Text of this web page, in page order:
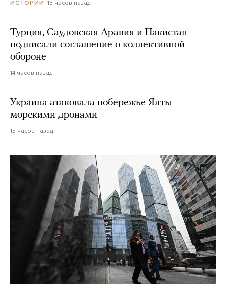
ИСТОРИИ 13 часов назад
Турция, Саудовская Аравия и Пакистан
подписали соглашение о коллективной
обороне
14 часов назад
Украина атаковала побережье Ялты
морскими дронами
15 часов назад